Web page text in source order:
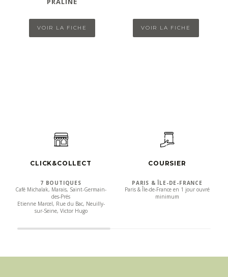
VOIR LA FICHE VOIR LA FICHE
CLICK&COLLECT
7 BOUTIQUES
Café Michalak, Marais, Saint-Germain-
des-Prés
Etienne Marcel, Rue du Bac, Neuilly-
sur-Seine, Victor Hugo
COURSIER
PARIS & ÎLE-DE-FRANCE
Paris & Île-de-France en 1 jour ouvré
minimum